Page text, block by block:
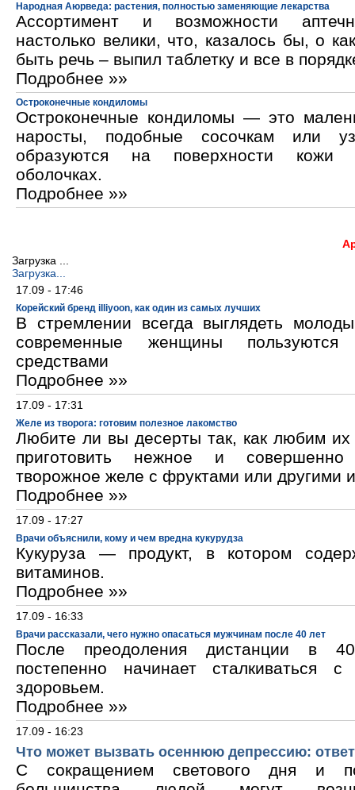
Народная Аюрведа: растения, полностью заменяющие лекарства
Ассортимент и возможности
настолько велики, что, казалось бы, о
быть речь – выпил таблетку и все в
Подробнее »»
Остроконечные кондиломы
Остроконечные кондиломы — это
наросты, подобные сосочкам или
образуются на поверхности кожи
оболочках.
Подробнее »»
Загрузка ...
Загрузка...
17.09 - 17:46
Корейский бренд illiyoon, как один из самых лучших
В стремлении всегда выглядеть
современные женщины пользуются
средствами
Подробнее »»
17.09 - 17:31
Желе из творога: готовим полезное лакомство
Любите ли вы десерты так, как любим
приготовить нежное и
творожное желе с фруктами или другими
Подробнее »»
17.09 - 17:27
Врачи объяснили, кому и чем вредна кукурудза
Кукуруза — продукт, в котором
витаминов.
Подробнее »»
17.09 - 16:33
Врачи рассказали, чего нужно опасаться мужчинам после 40 лет
После преодоления дистанции в
постепенно начинает сталкиваться
здоровьем.
Подробнее »»
17.09 - 16:23
Что может вызвать осеннюю депрессию:
С сокращением светового дня и